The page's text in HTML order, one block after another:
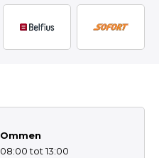
Ommen
08:00 tot 13:00